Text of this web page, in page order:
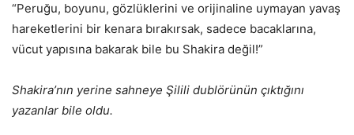
“Peruğu, boyunu, gözlüklerini ve orijinaline uymayan yavaş
hareketlerini bir kenara bırakırsak, sadece bacaklarına,
vücut yapısına bakarak bile bu Shakira değil!”
Shakira’nın yerine sahneye Şilili dublörünün çıktığını
yazanlar bile oldu.